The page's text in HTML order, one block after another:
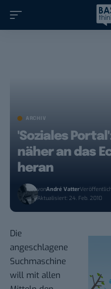
ARCHIV
'Soziales
näher an das
heran
vonAndré Vatter
Aktualisiert: 24. Feb. 2010
Die
angeschlagene
Suchmaschine
will mit allen